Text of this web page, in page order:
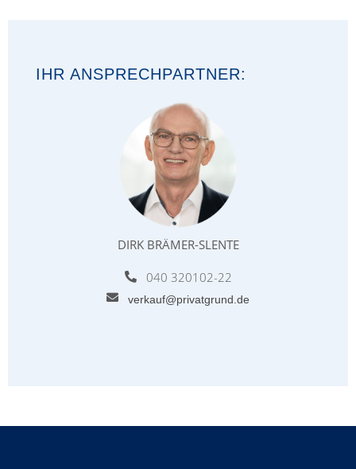
IHR ANSPRECHPARTNER:
DIRK BRÄMER-SLENTE
040 320102-22
verkauf@privatgrund.de